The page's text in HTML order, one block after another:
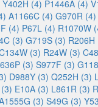
Y402H (4) P1446A (4)
A1166C (4) G970R (4)
(4) P67L (4) R1070W
(3) G719S (3) R206H
(3) R24W (3)
(3) S977F (3)
D988Y (3) Q252H (3)
E10A (3) L861R (3)
(3) S49G (3)